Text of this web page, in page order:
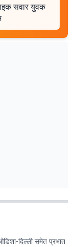
सवार युवक
दिल्‍ली समेत प्रभात